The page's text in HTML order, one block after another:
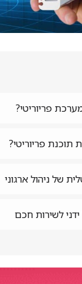
פריוריטי?
פריוריטי?
של ניהול ארגוני
לשירות חכם